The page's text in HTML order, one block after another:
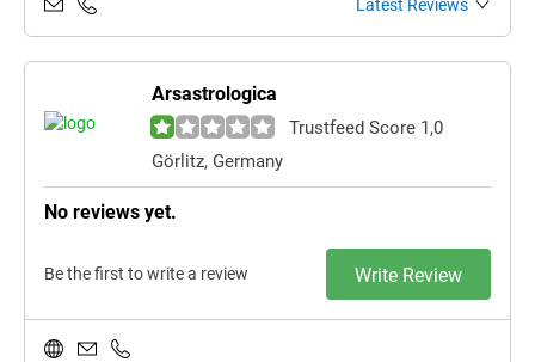
Latest Reviews
Arsastrologica
Trustfeed Score 1,0
Görlitz, Germany
No reviews yet.
Be the first to write a review Write Review